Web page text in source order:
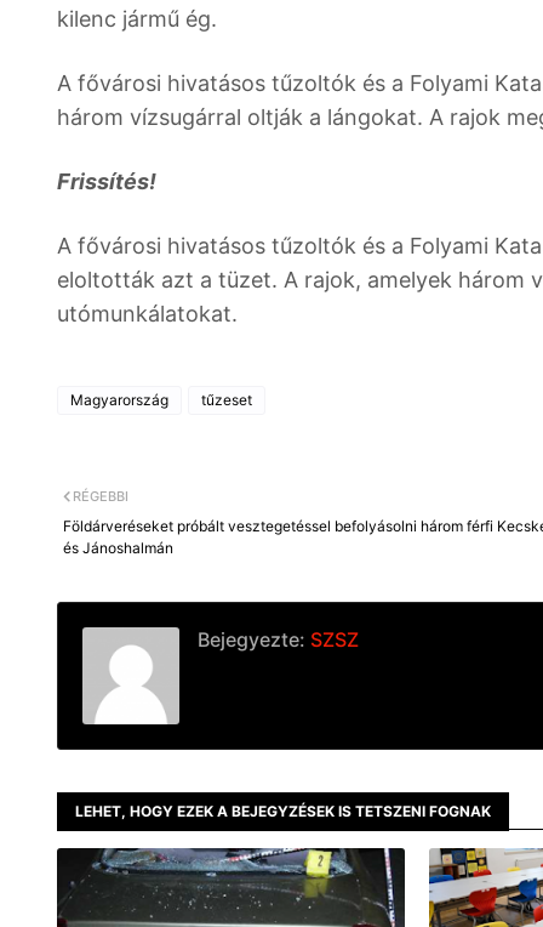
kilenc jármű ég.
A fővárosi hivatásos tűzoltók és a Folyami
három vízsugárral oltják a lángokat. A rajok
Frissítés!
A fővárosi hivatásos tűzoltók és a Folyami
eloltották azt a tüzet. A rajok, amelyek három
utómunkálatokat.
Magyarország tűzeset
RÉGEBBI
Földárveréseket próbált vesztegetéssel befolyásolni három férfi
és Jánoshalmán
Bejegyezte: SZSZ
LEHET, HOGY EZEK A BEJEGYZÉSEK IS TETSZENI FOGNAK